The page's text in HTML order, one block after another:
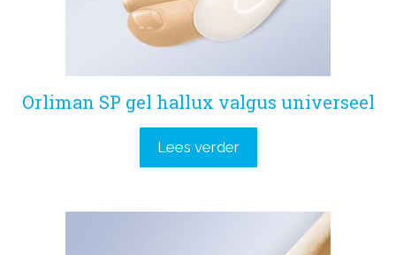
Orliman SP gel hallux valgus universeel
Lees verder